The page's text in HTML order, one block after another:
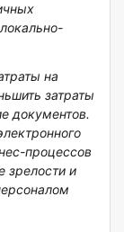
на
затраты
документов.
процессов
зрелости и